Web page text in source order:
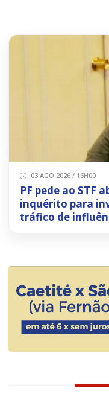
03 AGO 2026 / 16H00
PF pede ao STF
inquérito para
tráfico de